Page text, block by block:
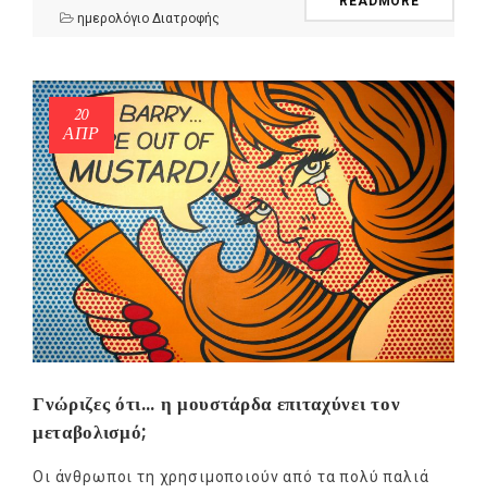
ημερολόγιο Διατροφής
20
ΑΠΡ
Γνώριζες ότι… η μουστάρδα επιταχύνει τον
μεταβολισμό;
Οι άνθρωποι τη χρησιμοποιούν από τα πολύ παλιά
NEWSLETTER
Get ti
mel
y updates
fro
m
your favorite
products